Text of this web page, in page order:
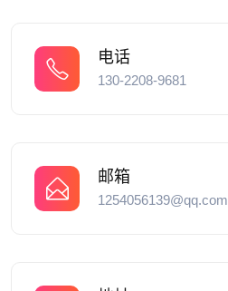
电话
130-2208-9681
邮箱
1254056139@qq.com